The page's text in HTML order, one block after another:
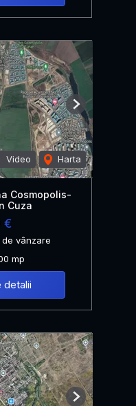
Video Harta
Next
Cosmopolis-
Cuza
€
de vânzare
mp
detalii
Next